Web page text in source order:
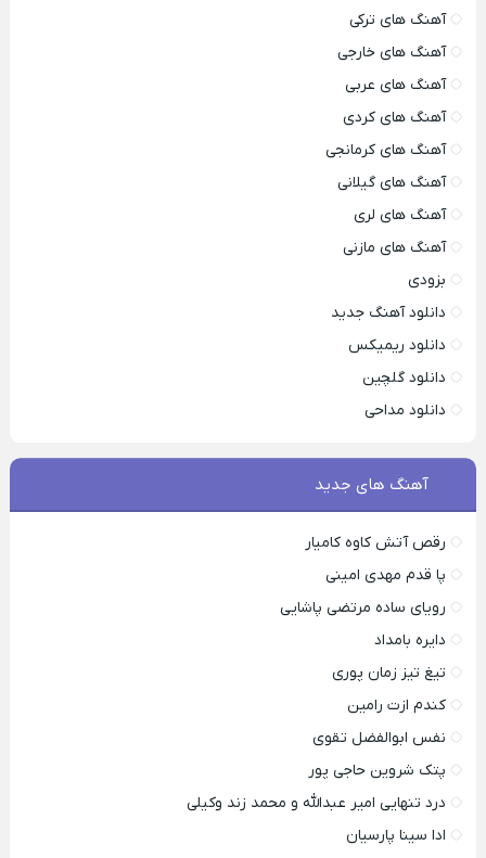
آهنگ های ترکی
آهنگ های خارجی
آهنگ های عربی
آهنگ های کردی
آهنگ های کرمانجی
آهنگ های گیلانی
آهنگ های لری
آهنگ های مازنی
بزودی
دانلود آهنگ جدید
دانلود ریمیکس
دانلود گلچین
دانلود مداحی
آهنگ های جدید
رقص آتش کاوه کامیار
پا قدم مهدی امینی
رویای ساده مرتضی پاشایی
دایره بامداد
تیغ تیز زمان پوری
کندم ازت رامین
نفس ابوالفضل تقوی
پتک شروین حاجی پور
درد تنهایی امیر عبدالله و محمد زند وکیلی
ادا سینا پارسیان